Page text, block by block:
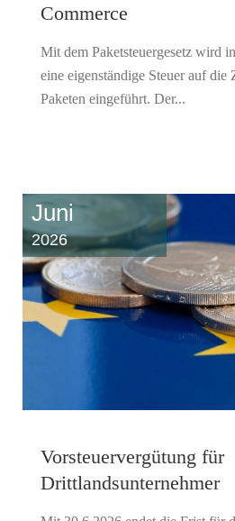
Commerce
Mit dem Paketsteuergesetz wird
eine eigenständige Steuer auf die
Paketen eingeführt. Der...
Juni
2026
Vorsteuervergütung für
Drittlandsunternehmer